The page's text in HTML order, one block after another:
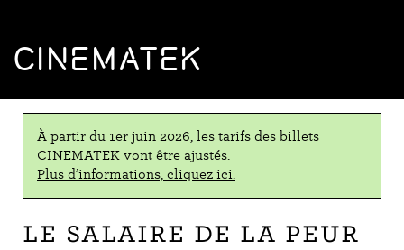
CINEMATEK
À partir du 1er juin 2026, les tarifs des billets
CINEMATEK vont être ajustés.
Plus d’informations, cliquez ici.
Le Salaire de la peur